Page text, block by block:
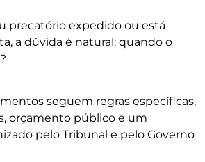
precatório expedido ou está
a dúvida é natural: quando o
seguem regras específicas,
orçamento público e um
pelo Tribunal e pelo Governo